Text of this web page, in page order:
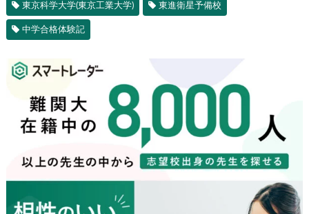
東京科学大学(東京工業大学) 東進衛星予備校
中学合格体験記